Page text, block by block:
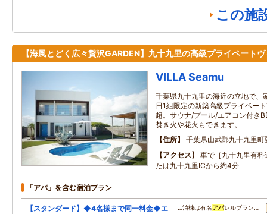
この施
【海風とどく広々贅沢GARDEN】九十九里の高級プライペート
VILLA Seamu
千葉県九十九里の海近の立地で、
日1組限定の新築高級プライベー
超。サウナ/プール/エアコン付き
焚き火や花火もできます。
住所
千葉県山武郡九十九里町
アクセス
車で［九十九里有
たは九十九里ICから約4分
「アパ」を含む宿泊プラン
【スタンダード】◆4名様まで同一料金◆エ
…泊棟は有名アパレルブラン…